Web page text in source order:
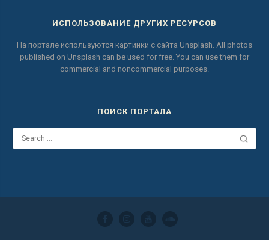
ИСПОЛЬЗОВАНИЕ ДРУГИХ РЕСУРСОВ
На портале используются картинки с сайта Unsplash. All photos
published on Unsplash can be used for free. You can use them for
commercial and noncommercial purposes.
ПОИСК ПОРТАЛА